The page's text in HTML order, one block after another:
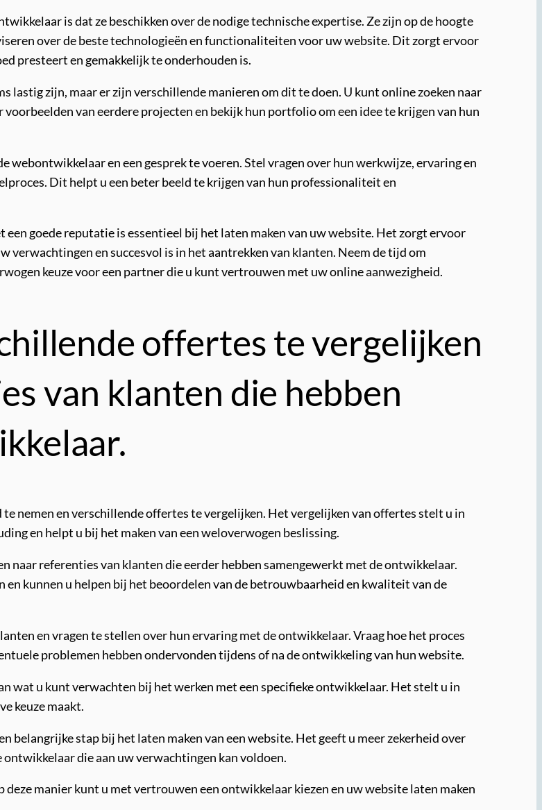
is dat ze beschikken over de nodige technische expertise. Ze zijn op de hoogte
over de beste technologieën en functionaliteiten voor uw website. Dit zorgt ervoor
presteert en gemakkelijk te onderhouden is.
lastig zijn, maar er zijn verschillende manieren om dit te doen. U kunt online zoeken naar
voorbeelden van eerdere projecten en bekijk hun portfolio om een idee te krijgen van hun
webontwikkelaar en een gesprek te voeren. Stel vragen over hun werkwijze, ervaring en
Dit helpt u een beter beeld te krijgen van hun professionaliteit en
goede reputatie is essentieel bij het laten maken van uw website. Het zorgt ervoor
en succesvol is in het aantrekken van klanten. Neem de tijd om
keuze voor een partner die u kunt vertrouwen met uw online aanwezigheid.
offertes te vergelijken
van klanten die hebben
nemen en verschillende offertes te vergelijken. Het vergelijken van offertes stelt u in
en helpt u bij het maken van een weloverwogen beslissing.
naar referenties van klanten die eerder hebben samengewerkt met de ontwikkelaar.
kunnen u helpen bij het beoordelen van de betrouwbaarheid en kwaliteit van de
en vragen te stellen over hun ervaring met de ontwikkelaar. Vraag hoe het proces
problemen hebben ondervonden tijdens of na de ontwikkeling van hun website.
wat u kunt verwachten bij het werken met een specifieke ontwikkelaar. Het stelt u in
keuze maakt.
belangrijke stap bij het laten maken van een website. Het geeft u meer zekerheid over
die aan uw verwachtingen kan voldoen.
manier kunt u met vertrouwen een ontwikkelaar kiezen en uw website laten maken